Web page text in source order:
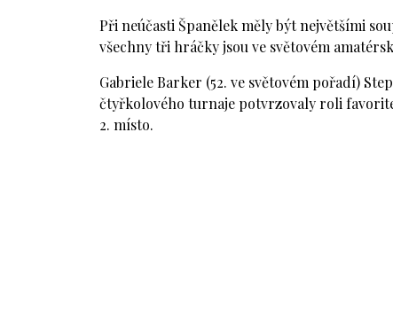
Při neúčasti Španělek měly být největšími
všechny tři hráčky jsou ve světovém
Gabriele Barker (52. ve světovém pořadí)
čtyřkolového turnaje potvrzovaly roli
2. místo.